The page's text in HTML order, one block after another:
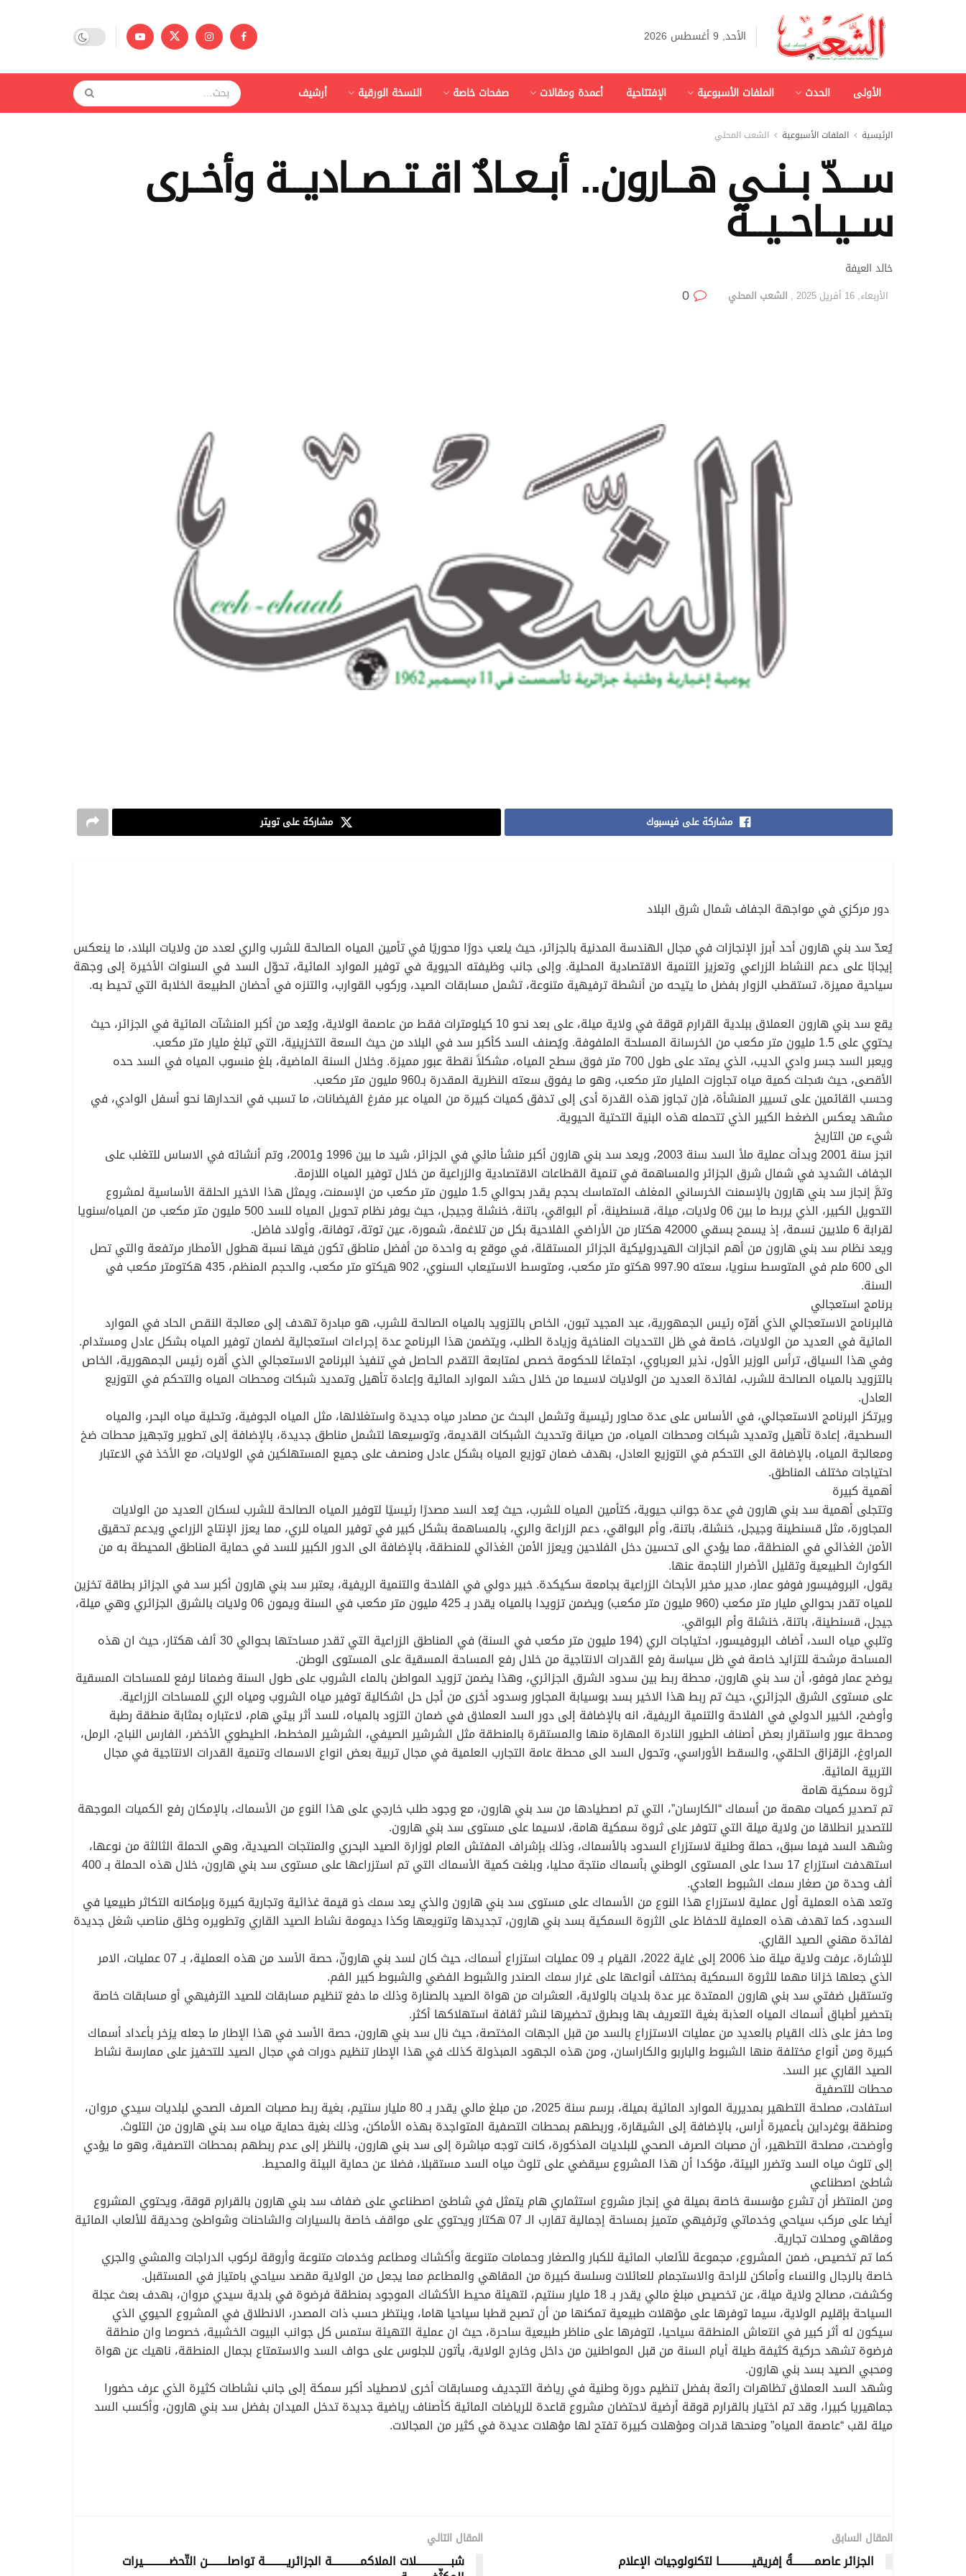
الأحد, 9 أغسطس 2026
الأولى الحدث الملفات الأسبوعية الإفتتاحية أعمدة ومقالات صفحات خاصة النسخة الورقية أرشيف
الرئيسية الملفات الأسبوعية الشعب المحلي
ســـدّ بــنــي هـــارون.. أبــعــادٌ اقــتــصــاديـــة وأخــرى
ســيــاحــيـــة
خالد العيفة
الأربعاء, 16 أفريل 2025 , الشعب المحلي
مشاركة على فيسبوك مشاركة على تويتر
دور مركزي في مواجهة الجفاف شمال شرق البلاد
يُعدّ سد بني هارون أحد أبرز الإنجازات في مجال الهندسة المدنية بالجزائر، حيث يلعب دورًا محوريًا في تأمين المياه الصالحة للشرب والري لعدد من ولايات البلاد، ما ينعكس
إيجابًا على دعم النشاط الزراعي وتعزيز التنمية الاقتصادية المحلية. وإلى جانب وظيفته الحيوية في توفير الموارد المائية، تحوّل السد في السنوات الأخيرة إلى وجهة
سياحية مميزة، تستقطب الزوار بفضل ما يتيحه من أنشطة ترفيهية متنوعة، تشمل مسابقات الصيد، وركوب القوارب، والتنزه في أحضان الطبيعة الخلابة التي تحيط به.
يقع سد بني هارون العملاق ببلدية القرارم قوقة في ولاية ميلة، على بعد نحو 10 كيلومترات فقط من عاصمة الولاية، ويُعد من أكبر المنشآت المائية في الجزائر، حيث
يحتوي على 1.5 مليون متر مكعب من الخرسانة المسلحة الملفوفة. ويُصنف السد كأكبر سد في البلاد من حيث السعة التخزينية، التي تبلغ مليار متر مكعب.
ويعبر السد جسر وادي الديب، الذي يمتد على طول 700 متر فوق سطح المياه، مشكلاً نقطة عبور مميزة. وخلال السنة الماضية، بلغ منسوب المياه في السد حده
الأقصى، حيث سُجلت كمية مياه تجاوزت المليار متر مكعب، وهو ما يفوق سعته النظرية المقدرة بـ960 مليون متر مكعب.
وحسب القائمين على تسيير المنشأة، فإن تجاوز هذه القدرة أدى إلى تدفق كميات كبيرة من المياه عبر مفرغ الفيضانات، ما تسبب في انحدارها نحو أسفل الوادي، في
مشهد يعكس الضغط الكبير الذي تتحمله هذه البنية التحتية الحيوية.
شيء من التاريخ
انجز سنة 2001 وبدأت عملية ملأ السد سنة 2003، ويعد سد بني هارون أكبر منشأ مائي في الجزائر، شيد ما بين 1996 و2001، وتم أنشائه في الاساس للتغلب على
الجفاف الشديد في شمال شرق الجزائر والمساهمة في تنمية القطاعات الاقتصادية والزراعية من خلال توفير المياه اللازمة.
وتمَّ إنجاز سد بني هارون بالإسمنت الخرساني المغلف المتماسك بحجم يقدر بحوالي 1.5 مليون متر مكعب من الإسمنت، ويمثل هذا الاخير الحلقة الأساسية لمشروع
التحويل الكبير، الذي يربط ما بين 06 ولايات، ميلة، قسنطينة، أم البواقي، باتنة، خنشلة وجيجل، حيث يوفر نظام تحويل المياه للسد 500 مليون متر مكعب من المياه/سنويا
لقرابة 6 ملايين نسمة، إذ يسمح بسقي 42000 هكتار من الأراضي الفلاحية بكل من تلاغمة، شمورة، عين توتة، توفانة، وأولاد فاضل.
ويعد نظام سد بني هارون من أهم انجازات الهيدروليكية الجزائر المستقلة، في موقع به واحدة من أفضل مناطق تكون فيها نسبة هطول الأمطار مرتفعة والتي تصل
الى 600 ملم في المتوسط سنويا، سعته 997.90 هكتو متر مكعب، ومتوسط الاستيعاب السنوي، 902 هيكتو متر مكعب، والحجم المنظم، 435 هكتومتر مكعب في
السنة.
برنامج استعجالي
فالبرنامج الاستعجالي الذي أقرّه رئيس الجمهورية، عبد المجيد تبون، الخاص بالتزويد بالمياه الصالحة للشرب، هو مبادرة تهدف إلى معالجة النقص الحاد في الموارد
المائية في العديد من الولايات، خاصة في ظل التحديات المناخية وزيادة الطلب، ويتضمن هذا البرنامج عدة إجراءات استعجالية لضمان توفير المياه بشكل عادل ومستدام.
وفي هذا السياق، ترأس الوزير الأول، نذير العرباوي، اجتماعًا للحكومة خصص لمتابعة التقدم الحاصل في تنفيذ البرنامج الاستعجالي الذي أقره رئيس الجمهورية، الخاص
بالتزويد بالمياه الصالحة للشرب، لفائدة العديد من الولايات لاسيما من خلال حشد الموارد المائية وإعادة تأهيل وتمديد شبكات ومحطات المياه والتحكم في التوزيع
العادل.
ويرتكز البرنامج الاستعجالي، في الأساس على عدة محاور رئيسية وتشمل البحث عن مصادر مياه جديدة واستغلالها، مثل المياه الجوفية، وتحلية مياه البحر، والمياه
السطحية، إعادة تأهيل وتمديد شبكات ومحطات المياه، من صيانة وتحديث الشبكات القديمة، وتوسيعها لتشمل مناطق جديدة، بالإضافة إلى تطوير وتجهيز محطات ضخ
ومعالجة المياه، بالإضافة الى التحكم في التوزيع العادل، بهدف ضمان توزيع المياه بشكل عادل ومنصف على جميع المستهلكين في الولايات، مع الأخذ في الاعتبار
احتياجات مختلف المناطق.
أهمية كبيرة
وتتجلى أهمية سد بني هارون في عدة جوانب حيوية، كتأمين المياه للشرب، حيث يُعد السد مصدرًا رئيسيًا لتوفير المياه الصالحة للشرب لسكان العديد من الولايات
المجاورة، مثل قسنطينة وجيجل، خنشلة، باتنة، وأم البواقي، دعم الزراعة والري، بالمساهمة بشكل كبير في توفير المياه للري، مما يعزز الإنتاج الزراعي ويدعم تحقيق
الأمن الغذائي في المنطقة، مما يؤدي الى تحسين دخل الفلاحين ويعزز الأمن الغذائي للمنطقة، بالإضافة الى الدور الكبير للسد في حماية المناطق المحيطة به من
الكوارث الطبيعية وتقليل الأضرار الناجمة عنها.
يقول، البروفيسور فوفو عمار، مدير مخبر الأبحاث الزراعية بجامعة سكيكدة. خبير دولي في الفلاحة والتنمية الريفية، يعتبر سد بني هارون أكبر سد في الجزائر بطاقة تخزين
للمياه تقدر بحوالي مليار متر مكعب (960 مليون متر مكعب) ويضمن تزويدا بالمياه يقدر بـ 425 مليون متر مكعب في السنة ويمون 06 ولايات بالشرق الجزائري وهي ميلة،
جيجل، قسنطينة، باتنة، خنشلة وأم البواقي.
وتلبي مياه السد، أضاف البروفيسور، احتياجات الري (194 مليون متر مكعب في السنة) في المناطق الزراعية التي تقدر مساحتها بحوالي 30 ألف هكتار، حيث ان هذه
المساحة مرشحة للتزايد خاصة في ظل سياسة رفع القدرات الانتاجية من خلال رفع المساحة المسقية على المستوى الوطن.
يوضح عمار فوفو، أن سد بني هارون، محطة ربط بين سدود الشرق الجزائري، وهذا يضمن تزويد المواطن بالماء الشروب على طول السنة وضمانا لرفع للمساحات المسقية
على مستوى الشرق الجزائري، حيث تم ربط هذا الاخير بسد بوسيابة المجاور وسدود أخرى من أجل حل اشكالية توفير مياه الشروب ومياه الري للمساحات الزراعية.
وأوضح، الخبير الدولي في الفلاحة والتنمية الريفية، انه بالإضافة إلى دور السد العملاق في ضمان التزود بالمياه، للسد أثر بيئي هام، لاعتباره بمثابة منطقة رطبة
ومحطة عبور واستقرار بعض أصناف الطيور النادرة المهارة منها والمستقرة بالمنطقة مثل الشرشير الصيفي، الشرشير المخطط، الطيطوي الأخضر، الفارس النباح، الرمل،
المراوغ، الزقزاق الحلقي، والسقط الأوراسي، وتحول السد الى محطة عامة التجارب العلمية في مجال تربية بعض انواع الاسماك وتنمية القدرات الانتاجية في مجال
التربية المائية.
ثروة سمكية هامة
تم تصدير كميات مهمة من أسماك “الكارسان”، التي تم اصطيادها من سد بني هارون، مع وجود طلب خارجي على هذا النوع من الأسماك، بالإمكان رفع الكميات الموجهة
للتصدير انطلاقا من ولاية ميلة التي تتوفر على ثروة سمكية هامة، لاسيما على مستوى سد بني هارون.
وشهد السد فيما سبق، حملة وطنية لاستزراع السدود بالأسماك، وذلك بإشراف المفتش العام لوزارة الصيد البحري والمنتجات الصيدية، وهي الحملة الثالثة من نوعها،
استهدفت استزراع 17 سدا على المستوى الوطني بأسماك منتجة محليا، وبلغت كمية الأسماك التي تم استزراعها على مستوى سد بني هارون، خلال هذه الحملة بـ 400
ألف وحدة من صغار سمك الشبوط العادي.
وتعد هذه العملية أول عملية لاستزراع هذا النوع من الأسماك على مستوى سد بني هارون والذي يعد سمك ذو قيمة غذائية وتجارية كبيرة وبإمكانه التكاثر طبيعيا في
السدود، كما تهدف هذه العملية للحفاظ على الثروة السمكية بسد بني هارون، تجديدها وتنويعها وكذا ديمومة نشاط الصيد القاري وتطويره وخلق مناصب شغل جديدة
لفائدة مهني الصيد القاري.
للإشارة، عرفت ولاية ميلة منذ 2006 إلى غاية 2022، القيام بـ 09 عمليات استزراع أسماك، حيث كان لسد بني هارونّ، حصة الأسد من هذه العملية، بـ 07 عمليات، الامر
الذي جعلها خزانا مهما للثروة السمكية بمختلف أنواعها على غرار سمك الصندر والشبوط الفضي والشبوط كبير الفم.
وتستقبل ضفتي سد بني هارون الممتدة عبر عدة بلديات بالولاية، العشرات من هواة الصيد بالصنارة وذلك ما دفع تنظيم مسابقات للصيد الترفيهي أو مسابقات خاصة
بتحضير أطباق أسماك المياه العذبة بغية التعريف بها وبطرق تحضيرها لنشر ثقافة استهلاكها أكثر.
وما حفز على ذلك القيام بالعديد من عمليات الاستزراع بالسد من قبل الجهات المختصة، حيث نال سد بني هارون، حصة الأسد في هذا الإطار ما جعله يزخر بأعداد أسماك
كبيرة ومن أنواع مختلفة منها الشبوط والباربو والكاراسان، ومن هذه الجهود المبذولة كذلك في هذا الإطار تنظيم دورات في مجال الصيد للتحفيز على ممارسة نشاط
الصيد القاري عبر السد.
محطات للتصفية
استفادت، مصلحة التطهير بمديرية الموارد المائية بميلة، برسم سنة 2025، من مبلغ مالي يقدر بـ 80 مليار سنتيم، بغية ربط مصبات الصرف الصحي لبلديات سيدي مروان،
ومنطقة بوغرداين بأعميرة أراس، بالإضافة إلى الشيقارة، وربطهم بمحطات التصفية المتواجدة بهذه الأماكن، وذلك بغية حماية مياه سد بني هارون من التلوث.
وأوضحت، مصلحة التطهير، أن مصبات الصرف الصحي للبلديات المذكورة، كانت توجه مباشرة إلى سد بني هارون، بالنظر إلى عدم ربطهم بمحطات التصفية، وهو ما يؤدي
إلى تلوث مياه السد وتضرر البيئة، مؤكدا أن هذا المشروع سيقضي على تلوث مياه السد مستقبلا، فضلا عن حماية البيئة والمحيط.
شاطئ اصطناعي
ومن المنتظر أن تشرع مؤسسة خاصة بميلة في إنجاز مشروع استثماري هام يتمثل في شاطئ اصطناعي على ضفاف سد بني هارون بالقرارم قوقة، ويحتوي المشروع
أيضا على مركب سياحي وخدماتي وترفيهي متميز بمساحة إجمالية تقارب الـ 07 هكتار ويحتوي على مواقف خاصة بالسيارات والشاحنات وشواطئ وحديقة للألعاب المائية
ومقاهي ومحلات تجارية.
كما تم تخصيص، ضمن المشروع، مجموعة للألعاب المائية للكبار والصغار وحمامات متنوعة وأكشاك ومطاعم وخدمات متنوعة وأروقة لركوب الدراجات والمشي والجري
خاصة بالرجال والنساء وأماكن للراحة والاستجمام للعائلات وسلسة كبيرة من المقاهي والمطاعم مما يجعل من الولاية مقصد سياحي بامتياز في المستقبل.
وكشفت، مصالح ولاية ميلة، عن تخصيص مبلغ مالي يقدر بـ 18 مليار سنتيم، لتهيئة محيط الأكشاك الموجود بمنطقة فرضوة في بلدية سيدي مروان، بهدف بعث عجلة
السياحة بإقليم الولاية، سيما توفرها على مؤهلات طبيعية تمكنها من أن تصبح قطبا سياحيا هاما، وينتظر حسب ذات المصدر، الانطلاق في المشروع الحيوي الذي
سيكون له أثر كبير في انتعاش المنطقة سياحيا، لتوفرها على مناظر طبيعية ساحرة، حيث ان عملية التهيئة ستمس كل جوانب البيوت الخشبية، خصوصا وان منطقة
فرضوة تشهد حركية كثيفة طيلة أيام السنة من قبل المواطنين من داخل وخارج الولاية، يأتون للجلوس على حواف السد والاستمتاع بجمال المنطقة، ناهيك عن هواة
ومحبي الصيد بسد بني هارون.
وشهد السد العملاق تظاهرات رائعة بفضل تنظيم دورة وطنية في رياضة التجديف ومسابقات أخرى لاصطياد أكبر سمكة إلى جانب نشاطات كثيرة الذي عرف حضورا
جماهيريا كبيرا، وقد تم اختيار بالقرارم قوقة أرضية لاحتضان مشروع قاعدة للرياضات المائية كأصناف رياضية جديدة تدخل الميدان بفضل سد بني هارون، وأكسب السد
ميلة لقب “عاصمة المياه” ومنحها قدرات ومؤهلات كبيرة تفتح لها مؤهلات عديدة في كثير من المجالات.
المقال السابق
الجزائر عاصمــــــــــةُ إفريقيـــــــــــــــا لتكنولوجيات الإعلام
المقال التالي
شبــــــــــــــــلات الملاكمـــــــــــــة الجزائريــــــــــة تواصلـــــــــن التّحضــــــــــــيرات